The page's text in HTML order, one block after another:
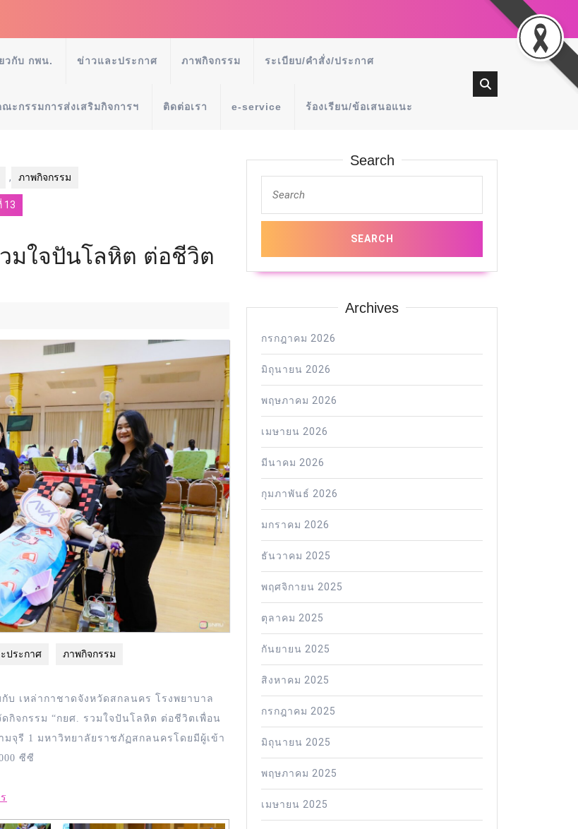
วกับ กพน. ข่าวและประกาศ ภาพกิจกรรม ระเบียบ/คำสั่ง/ประกาศ
ณะกรรมการส่งเสริมกิจการฯ ติดต่อเรา e-service ร้องเรียน/ข้อเสนอแนะ
, ภาพกิจกรรม
13
มใจปันโลหิต ต่อชีวิต
ะประกาศ ภาพกิจกรรม
บ เหล่ากาชาดจังหวัดสกลนคร โรงพยาบาล
จกรรม “กยศ. รวมใจปันโลหิต ต่อชีวิตเพื่อน
จุรี 1 มหาวิทยาลัยราชภัฏสกลนครโดยมีผู้เข้า
ซีซี
Search
Archives
กรกฎาคม 2026
มิถุนายน 2026
พฤษภาคม 2026
เมษายน 2026
มีนาคม 2026
กุมภาพันธ์ 2026
มกราคม 2026
ธันวาคม 2025
พฤศจิกายน 2025
ตุลาคม 2025
กันยายน 2025
สิงหาคม 2025
กรกฎาคม 2025
มิถุนายน 2025
พฤษภาคม 2025
เมษายน 2025